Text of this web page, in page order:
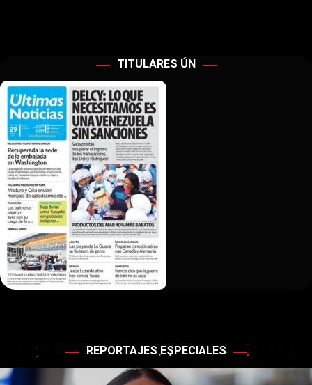
TITULARES ÚN
REPORTAJES ESPECIALES